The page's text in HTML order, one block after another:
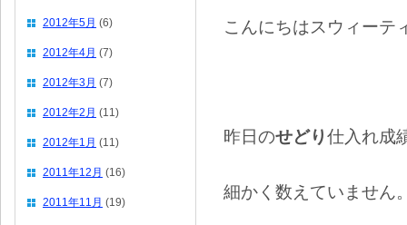
こんにちはスウィーテ
昨日のせどり仕入れ
細かく数えていません
2012年5月 (6)
2012年4月 (7)
2012年3月 (7)
2012年2月 (11)
2012年1月 (11)
2011年12月 (16)
2011年11月 (19)